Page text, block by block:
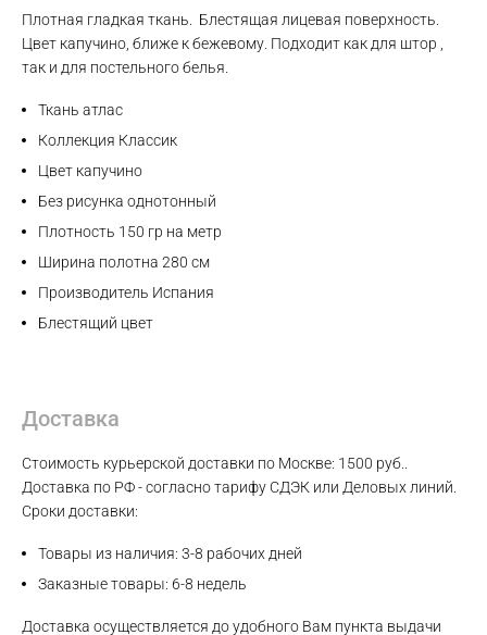
Плотная гладкая ткань. Блестящая лицевая поверхность.
Цвет капучино, ближе к бежевому. Подходит как для штор ,
так и для постельного белья.
Ткань атлас
Коллекция Классик
Цвет капучино
Без рисунка однотонный
Плотность 150 гр на метр
Ширина полотна 280 см
Производитель Испания
Блестящий цвет
Доставка
Стоимость курьерской доставки по Москве: 1500 руб..
Доставка по РФ - согласно тарифу СДЭК или Деловых линий.
Сроки доставки:
Товары из наличия: 3-8 рабочих дней
Заказные товары: 6-8 недель
Доставка осуществляется до удобного Вам пункта выдачи
WhatsApp
Telegram